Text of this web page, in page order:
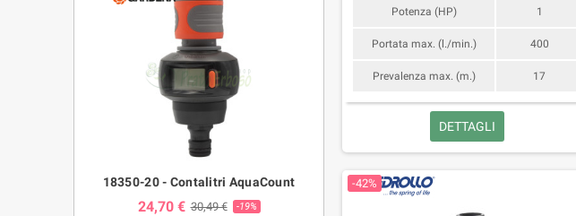
18350-20 - Contalitri AquaCount
24,70 € 30,49 € -19%
Potenza (HP) 1
Portata max. (l./min.) 400
Prevalenza max. (m.) 17
DETTAGLI
-42%